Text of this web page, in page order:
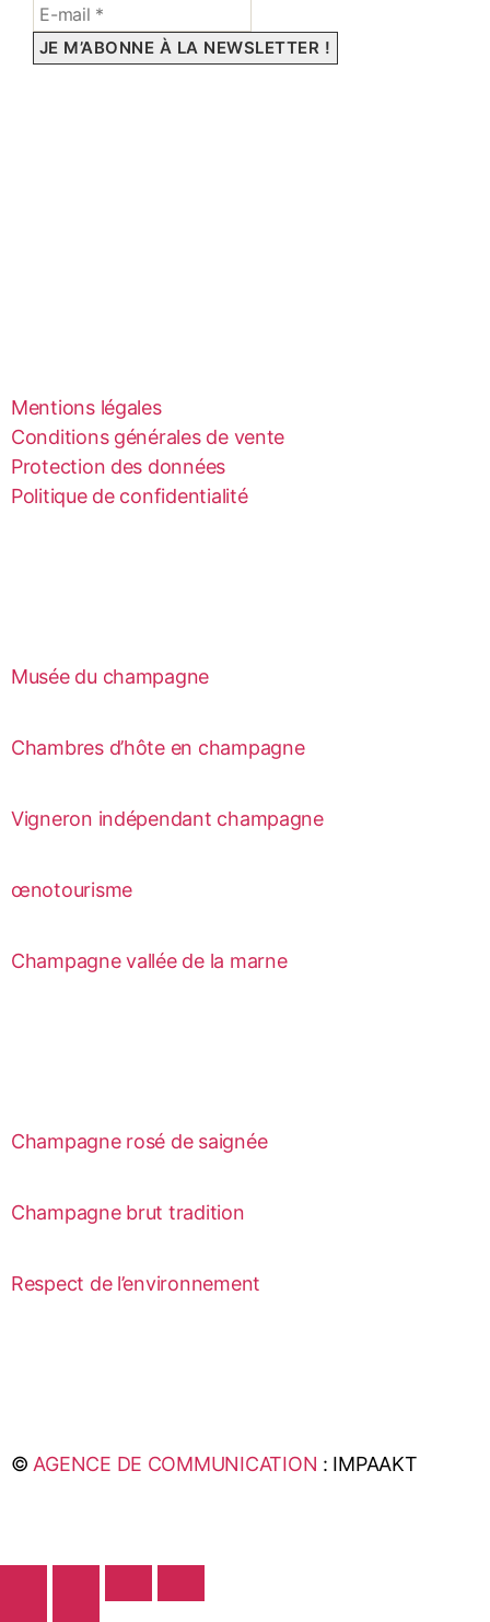
Mentions légales
Conditions générales de vente
Protection des données
Politique de confidentialité
Musée du champagne
Chambres d’hôte en champagne
Vigneron indépendant champagne
œnotourisme
Champagne vallée de la marne
Champagne rosé de saignée
Champagne brut tradition
Respect de l’environnement
©AGENCE DE COMMUNICATION : IMPAAKT